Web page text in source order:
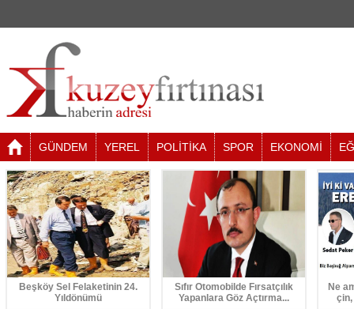
GÜNDEM YEREL POLİTİKA SPOR EKONOMİ
Beşköy Sel Felaketinin 24.
Yıldönümü
Sıfır Otomobilde Fırsatçılık
Yapanlara Göz Açtırma...
Ne